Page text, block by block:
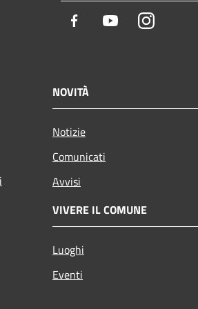
Facebook YoutubeInstagram
NOVITÀ
Notizie
Comunicati
Avvisi
VIVERE IL COMUNE
Luoghi
Eventi